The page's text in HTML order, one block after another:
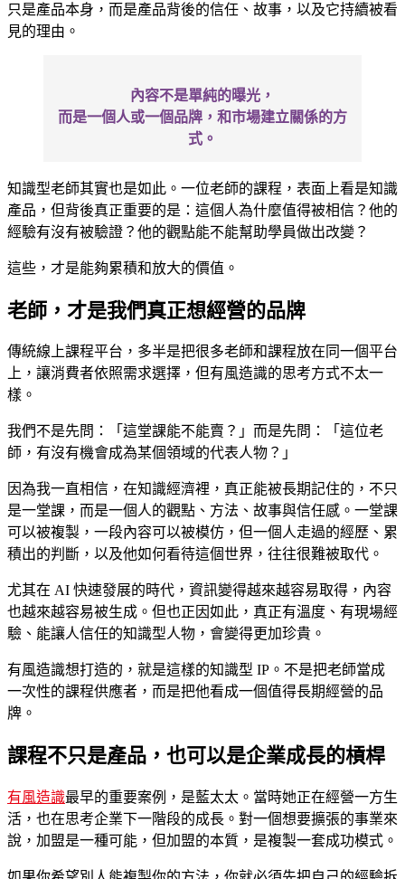
只是產品本身，而是產品背後的信任、故事，以及它持續被看
見的理由。
內容不是單純的曝光，
而是一個人或一個品牌，和市場建立關係的方
式。
知識型老師其實也是如此。一位老師的課程，表面上看是知識
產品，但背後真正重要的是：這個人為什麼值得被相信？他的
經驗有沒有被驗證？他的觀點能不能幫助學員做出改變？
這些，才是能夠累積和放大的價值。
老師，才是我們真正想經營的品牌
傳統線上課程平台，多半是把很多老師和課程放在同一個平台
上，讓消費者依照需求選擇，但有風造識的思考方式不太一
樣。
我們不是先問：「這堂課能不能賣？」而是先問：「這位老
師，有沒有機會成為某個領域的代表人物？」
因為我一直相信，在知識經濟裡，真正能被長期記住的，不只
是一堂課，而是一個人的觀點、方法、故事與信任感。一堂課
可以被複製，一段內容可以被模仿，但一個人走過的經歷、累
積出的判斷，以及他如何看待這個世界，往往很難被取代。
尤其在 AI 快速發展的時代，資訊變得越來越容易取得，內容
也越來越容易被生成。但也正因如此，真正有溫度、有現場經
驗、能讓人信任的知識型人物，會變得更加珍貴。
有風造識想打造的，就是這樣的知識型 IP。不是把老師當成
一次性的課程供應者，而是把他看成一個值得長期經營的品
牌。
課程不只是產品，也可以是企業成長的槓桿
有風造識最早的重要案例，是藍太太。當時她正在經營一方生
活，也在思考企業下一階段的成長。對一個想要擴張的事業來
說，加盟是一種可能，但加盟的本質，是複製一套成功模式。